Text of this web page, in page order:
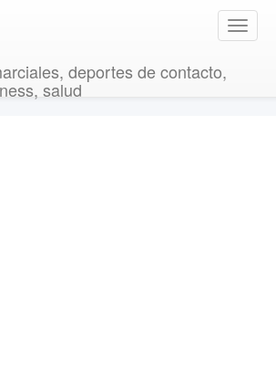
T
o
deportes de contacto,
salud